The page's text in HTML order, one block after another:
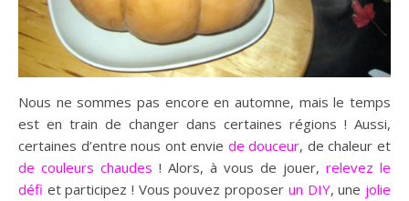
Nous ne sommes pas encore en automne, mais le temps
est en train de changer dans certaines régions ! Aussi,
certaines d’entre nous ont envie de douceur, de chaleur et
de couleurs chaudes ! Alors, à vous de jouer, relevez le
défi et participez ! Vous pouvez proposer un DIY, une jolie